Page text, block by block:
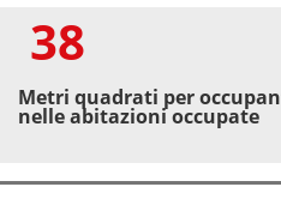
38
Metri quadrati per
nelle abitazioni occupate